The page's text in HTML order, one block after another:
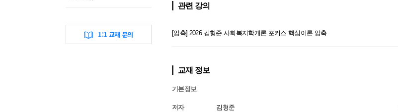
1:1 교재 문의
관련 강의
[압축] 2026 김형준 사회복지학개론 포커스 핵심이론 압축
교재 정보
기본정보
저자 김형준